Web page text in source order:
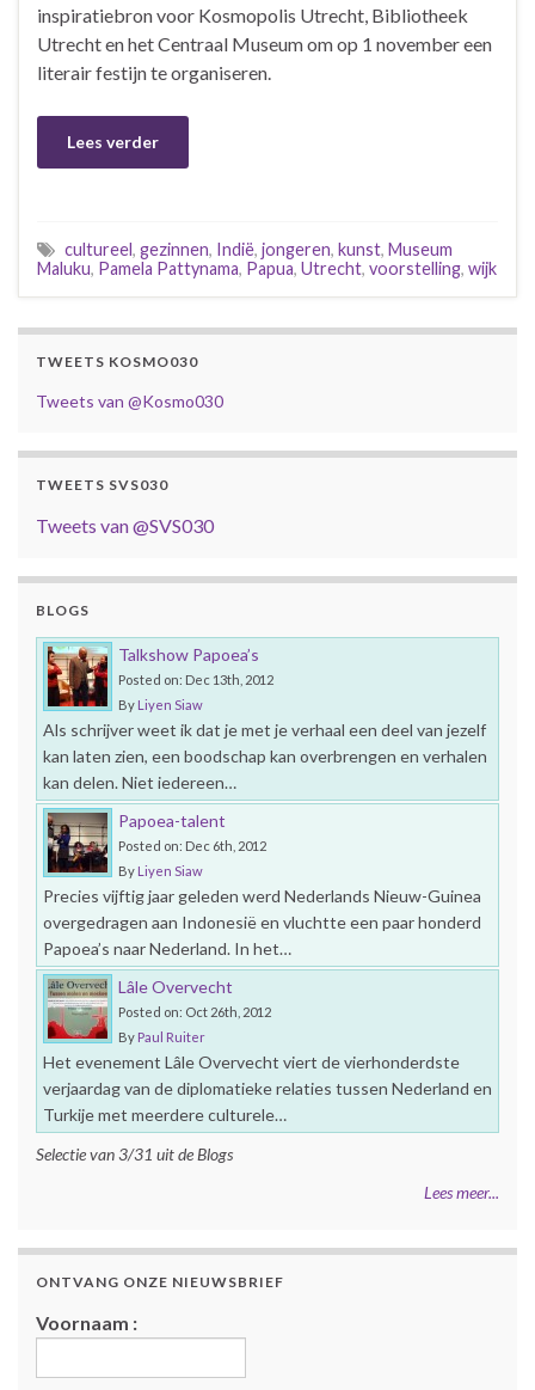
inspiratiebron voor Kosmopolis Utrecht, Bibliotheek
Utrecht en het Centraal Museum om op 1 november een
literair festijn te organiseren.
Lees verder
cultureel, gezinnen, Indië, jongeren, kunst, Museum
Maluku, Pamela Pattynama, Papua, Utrecht, voorstelling, wijk
TWEETS KOSMO030
Tweets van @Kosmo030
TWEETS SVS030
Tweets van @SVS030
BLOGS
Talkshow Papoea’s
Posted on: Dec 13th, 2012
By Liyen Siaw
Als schrijver weet ik dat je met je verhaal een deel van jezelf
kan laten zien, een boodschap kan overbrengen en verhalen
kan delen. Niet iedereen…
Papoea-talent
Posted on: Dec 6th, 2012
By Liyen Siaw
Precies vijftig jaar geleden werd Nederlands Nieuw-Guinea
overgedragen aan Indonesië en vluchtte een paar honderd
Papoea’s naar Nederland. In het…
Lâle Overvecht
Posted on: Oct 26th, 2012
By Paul Ruiter
Het evenement Lâle Overvecht viert de vierhonderdste
verjaardag van de diplomatieke relaties tussen Nederland en
Turkije met meerdere culturele…
Selectie van 3/31 uit de Blogs
Lees meer...
ONTVANG ONZE NIEUWSBRIEF
Voornaam :